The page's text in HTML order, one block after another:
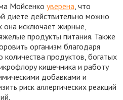
Мойсенко уверена , что
диете действительно можно
она исключает жирные,
продукты питания. Также
организм благодаря
продуктов, богатых
кишечника и работу
добавками и
риск аллергических реакций